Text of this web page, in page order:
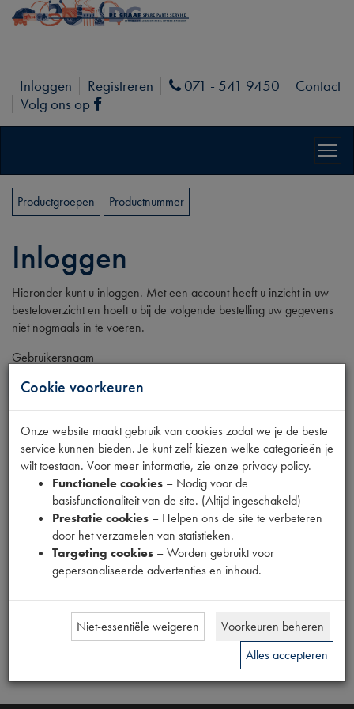
Inloggen Registreren Phone
071 - 541 9450
Contact
Volg ons op
Facebook
Productgroepen Productnummer
Inloggen
Hieronder kunt u inloggen. Met een account heeft u inzicht in uw
besteloverzicht en hoeft u bij de volgende bestelling uw gegevens
niet nogmaals in te voeren.
Gebruikersnaam
Wachtwoord
Inloggen Wachtwoord vergeten?
Registreren
Nieuwsbrieven
E-mailadres
Cookie voorkeuren
Onze website maakt gebruik van cookies zodat we je de beste
service kunnen bieden. Je kunt zelf kiezen welke categorieën je
wilt toestaan. Voor meer informatie, zie onze privacy policy.
Functionele cookies – Nodig voor de
basisfunctionaliteit van de site. (Altijd ingeschakeld)
Prestatie cookies – Helpen ons de site te verbeteren
door het verzamelen van statistieken.
Targeting cookies – Worden gebruikt voor
gepersonaliseerde advertenties en inhoud.
Niet-essentiële weigeren
Voorkeuren beheren
Alles accepteren